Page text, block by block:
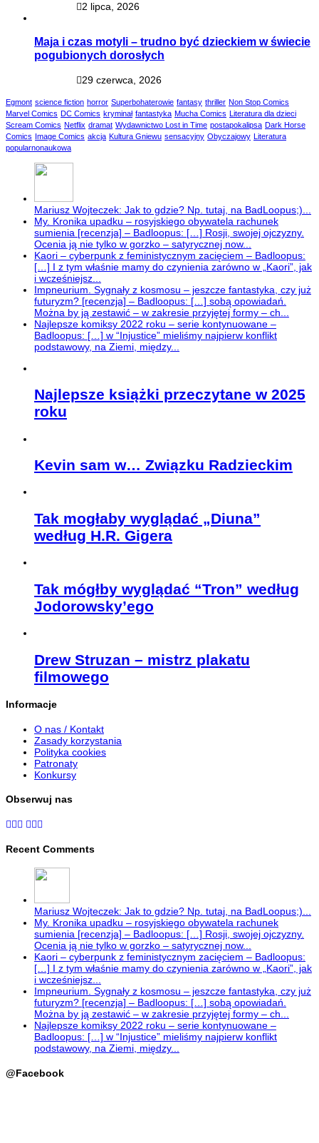
2 lipca, 2026
Maja i czas motyli – trudno być dzieckiem w świecie
pogubionych dorosłych
29 czerwca, 2026
Egmont science fiction horror Superbohaterowie fantasy thriller Non Stop Comics
Marvel Comics DC Comics kryminał fantastyka Mucha Comics Literatura dla dzieci
Scream Comics Netflix dramat Wydawnictwo Lost in Time postapokalipsa Dark Horse
Comics Image Comics akcja Kultura Gniewu sensacyjny Obyczajowy Literatura
popularnonaukowa
Mariusz Wojteczek: Jak to gdzie? Np. tutaj, na BadLoopus;)...
My. Kronika upadku – rosyjskiego obywatela rachunek
sumienia [recenzja] – Badloopus: […] Rosji, swojej ojczyzny.
Ocenia ją nie tylko w gorzko – satyrycznej now...
Kaori – cyberpunk z feministycznym zacięciem – Badloopus:
[…] I z tym właśnie mamy do czynienia zarówno w „Kaori”, jak
i wcześniejsz...
Impneurium. Sygnały z kosmosu – jeszcze fantastyka, czy już
futuryzm? [recenzja] – Badloopus: […] sobą opowiadań.
Można by ją zestawić – w zakresie przyjętej formy – ch...
Najlepsze komiksy 2022 roku – serie kontynuowane –
Badloopus: […] w “Injustice” mieliśmy najpierw konflikt
podstawowy, na Ziemi, między...
Najlepsze książki przeczytane w 2025
roku
Kevin sam w… Związku Radzieckim
Tak mogłaby wyglądać „Diuna”
według H.R. Gigera
Tak mógłby wyglądać “Tron” według
Jodorowsky’ego
Drew Struzan – mistrz plakatu
filmowego
Informacje
O nas / Kontakt
Zasady korzystania
Polityka cookies
Patronaty
Konkursy
Obserwuj nas
Recent Comments
Mariusz Wojteczek: Jak to gdzie? Np. tutaj, na BadLoopus;)...
My. Kronika upadku – rosyjskiego obywatela rachunek
sumienia [recenzja] – Badloopus: […] Rosji, swojej ojczyzny.
Ocenia ją nie tylko w gorzko – satyrycznej now...
Kaori – cyberpunk z feministycznym zacięciem – Badloopus:
[…] I z tym właśnie mamy do czynienia zarówno w „Kaori”, jak
i wcześniejsz...
Impneurium. Sygnały z kosmosu – jeszcze fantastyka, czy już
futuryzm? [recenzja] – Badloopus: […] sobą opowiadań.
Można by ją zestawić – w zakresie przyjętej formy – ch...
Najlepsze komiksy 2022 roku – serie kontynuowane –
Badloopus: […] w “Injustice” mieliśmy najpierw konflikt
podstawowy, na Ziemi, między...
@Facebook